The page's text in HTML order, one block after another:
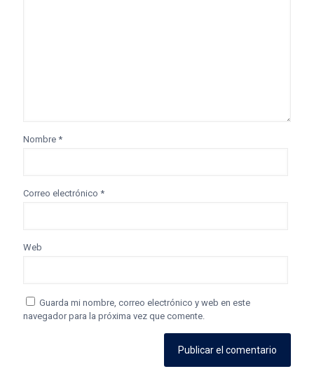
Nombre *
Correo electrónico *
Web
Guarda mi nombre, correo electrónico y web en este
navegador para la próxima vez que comente.